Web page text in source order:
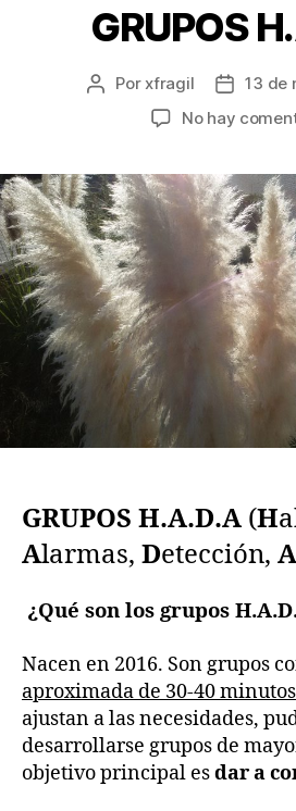
GRUPOS
Porxfragil
13 de
No hay
GRUPOS H.A.D.A (H
Alarmas, Detección, A
¿Qué son los grupos
Nacen en 2016. Son grupos
aproximada de 30-40 minutos
ajustan a las necesidades,
desarrollarse grupos de
objetivo principal esdar a